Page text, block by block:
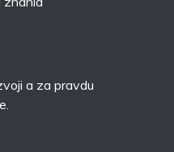
a za pravdu